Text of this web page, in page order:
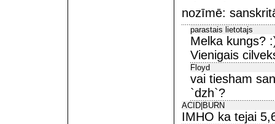
nozīmē:
parastais lietotajs
Melka kungs?
Vienigais
Floyd
vai tiesham
`dzh`?
ACID|BURN
IMHO ka tejai